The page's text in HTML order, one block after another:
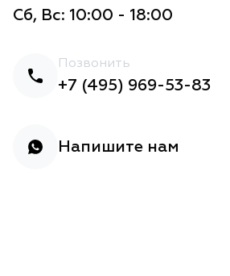
Сб, Вс: 10:00 - 18:00
Позвонить
+7 (495) 969-53-83
Напишите нам